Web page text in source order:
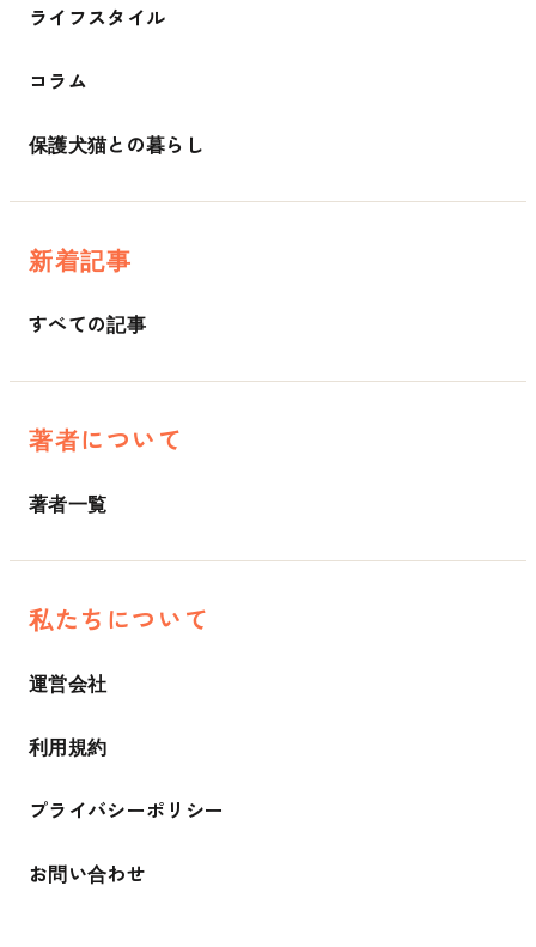
ライフスタイル
コラム
保護犬猫との暮らし
新着記事
すべての記事
著者について
著者一覧
私たちについて
運営会社
利用規約
プライバシーポリシー
お問い合わせ